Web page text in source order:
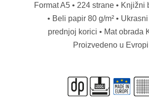
Format A5 • 224 strane •
• Beli papir 80 g/m² •
prednjoj korici • Mat obrada
Proizvedeno u Evropi